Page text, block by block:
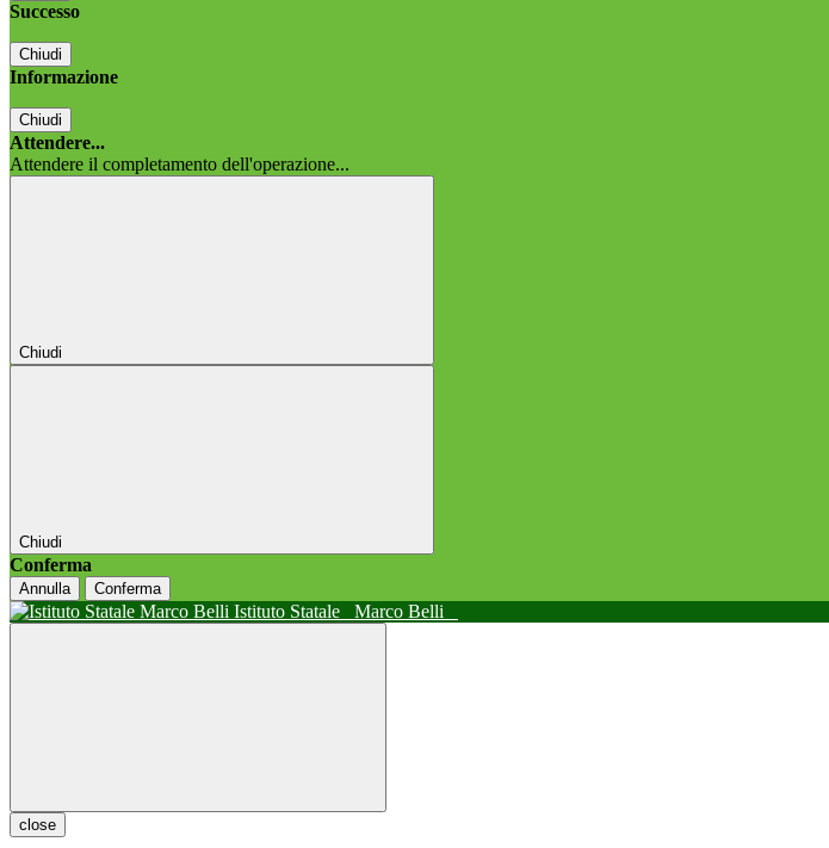
Successo
Chiudi
Informazione
Chiudi
Attendere...
Attendere il completamento dell'operazione...
Chiudi
Chiudi
Conferma
Annulla Conferma
Istituto Statale Marco Belli
close